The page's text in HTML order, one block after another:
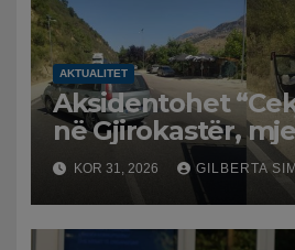
AKTUALITET
Aksidentohet
në Gjirokastër,
përplaset me atë
bektashian
KOR 31, 2026 GILBERTA